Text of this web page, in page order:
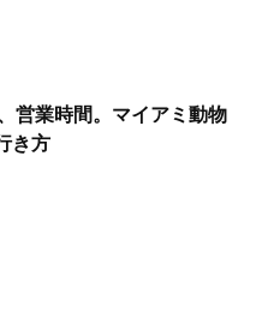
営業時間。マイアミ動物
き方